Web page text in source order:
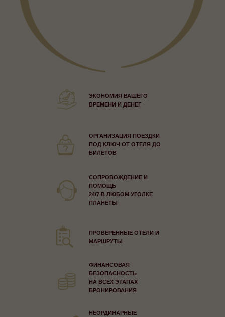
ЭКОНОМИЯ ВАШЕГО
ВРЕМЕНИ И ДЕНЕГ
ОРГАНИЗАЦИЯ ПОЕЗДКИ
ПОД КЛЮЧ ОТ ОТЕЛЯ ДО
БИЛЕТОВ
СОПРОВОЖДЕНИЕ И
ПОМОЩЬ
24/7 В ЛЮБОМ УГОЛКЕ
ПЛАНЕТЫ
ПРОВЕРЕННЫЕ ОТЕЛИ И
МАРШРУТЫ
ФИНАНСОВАЯ
БЕЗОПАСНОСТЬ
НА ВСЕХ ЭТАПАХ
БРОНИРОВАНИЯ
НЕОРДИНАРНЫЕ